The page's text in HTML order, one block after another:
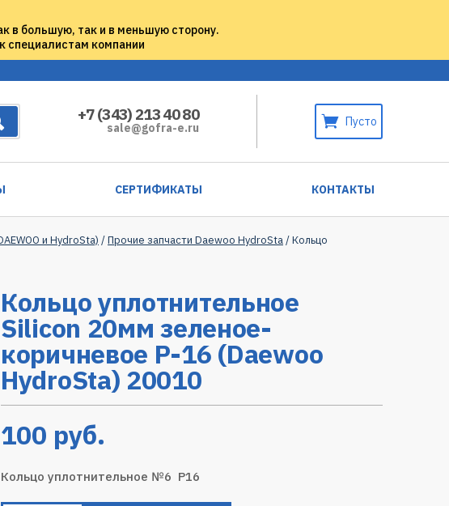
в большую, так и в меньшую сторону.
специалистам компании
+7 (343) 213 40 80
sale@gofra-e.ru Пусто
СЕРТИФИКАТЫ КОНТАКТЫ
и HydroSta) /Прочие запчасти Daewoo HydroSta/ Кольцо
Кольцо уплотнительное
Silicon 20мм зеленое-
коричневое Р-16 (Daewoo
HydroSta) 20010
100 руб.
Кольцо уплотнительное №6 Р16